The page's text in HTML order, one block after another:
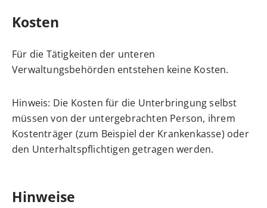
Kosten
Für die Tätigkeiten der unteren
Verwaltungsbehörden entstehen keine Kosten.
Hinweis: Die Kosten für die Unterbringung selbst
müssen von der untergebrachten Person, ihrem
Kostenträger (zum Beispiel der Krankenkasse) oder
den Unterhaltspflichtigen getragen werden.
Hinweise